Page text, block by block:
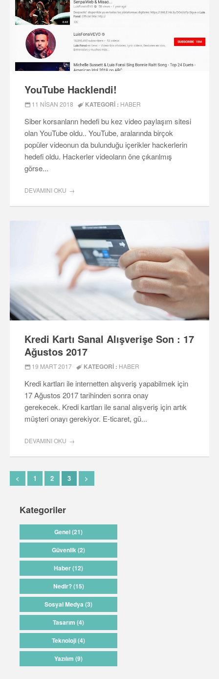
YouTube Hacklendi!
11 NISAN 2018 KATEGORI : HABER
Siber korsanların hedefi bu kez video paylaşım sitesi
olan YouTube oldu.. YouTube, aralarında birçok
popüler videonun da bulunduğu içerikler hackerlerin
hedefi oldu. Hackerler videoların öne çıkarılmış
görse...
DEVAMINI OKU
Kredi Kartı Sanal Alışverişe Son : 17
Ağustos 2017
19 MART 2017 KATEGORI : HABER
Kredi kartları ile internetten alışveriş yapabilmek için
17 Ağustos 2017 tarihinden sonra onay
gerekecek. Kredi kartları ile sanal alışveriş için artık
müşteri onayı gerekiyor. E-ticaret, gü...
DEVAMINI OKU
< 1 2 3 >
Kategoriler
Genel (21)
Güvenlik (2)
Haber (12)
Nedir? (15)
Sosyal Medya (3)
Tasarım (4)
Teknoloji (4)
Yazılım (9)